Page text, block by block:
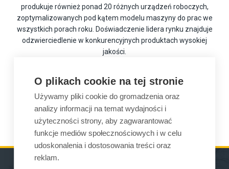
produkuje również ponad 20 różnych urządzeń roboczych,
zoptymalizowanych pod kątem modelu maszyny do prac we
wszystkich porach roku. Doświadczenie lidera rynku znajduje
odzwierciedlenie w konkurencyjnych produktach wysokiej
jakości.
wielobranżowej grupy Wihuri, która osiąga obroty w
wysokości 1,8 miliarda euro i zatrudnia ponad 5200 osób na
południowo-zachodniej Finlandii.
O plikach cookie na tej stronie
Używamy pliki cookie do gromadzenia oraz
analizy informacji na temat wydajności i
użyteczności strony, aby zagwarantować
funkcje mediów społecznościowych i w celu
udoskonalenia i dostosowania treści oraz
reklam.